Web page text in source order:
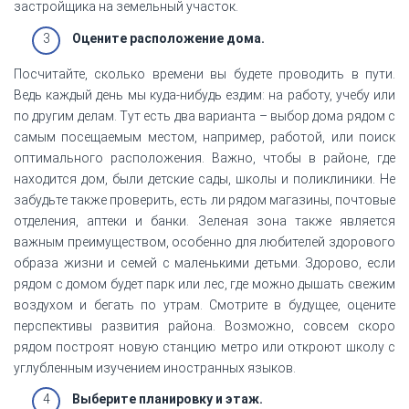
застройщика на земельный участок.
Оцените расположение дома.
Посчитайте, сколько времени вы будете проводить в пути.
Ведь каждый день мы куда-нибудь ездим: на работу, учебу или
по другим делам. Тут есть два варианта – выбор дома рядом с
самым посещаемым местом, например, работой, или поиск
оптимального расположения. Важно, чтобы в районе, где
находится дом, были детские сады, школы и поликлиники. Не
забудьте также проверить, есть ли рядом магазины, почтовые
отделения, аптеки и банки. Зеленая зона также является
важным преимуществом, особенно для любителей здорового
образа жизни и семей с маленькими детьми. Здорово, если
рядом с домом будет парк или лес, где можно дышать свежим
воздухом и бегать по утрам. Смотрите в будущее, оцените
перспективы развития района. Возможно, совсем скоро
рядом построят новую станцию метро или откроют школу с
углубленным изучением иностранных языков.
Выберите планировку и этаж.